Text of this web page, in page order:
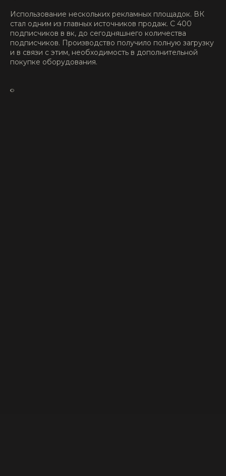
Использование нескольких рекламных площадок. ВК
стал одним из главных источников продаж. C 400
подписчиков в вк, до сегодняшнего количества
подписчиков. Производство получило полную загрузку
и в связи с этим, необходимость в дополнительной
покупке оборудования.
©